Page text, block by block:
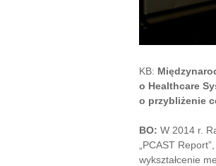
KB:
o Healthcare
o przybliżenie
BO: W 2014 r.
„PCAST
wykształcenie